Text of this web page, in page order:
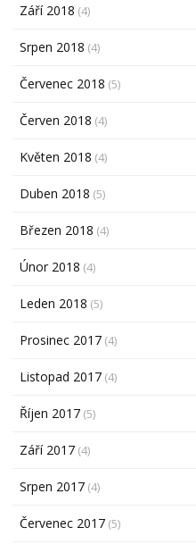
Září 2018 (4)
Srpen 2018 (4)
Červenec 2018 (5)
Červen 2018 (4)
Květen 2018 (4)
Duben 2018 (5)
Březen 2018 (4)
Únor 2018 (4)
Leden 2018 (5)
Prosinec 2017 (4)
Listopad 2017 (4)
Říjen 2017 (5)
Září 2017 (4)
Srpen 2017 (4)
Červenec 2017 (5)